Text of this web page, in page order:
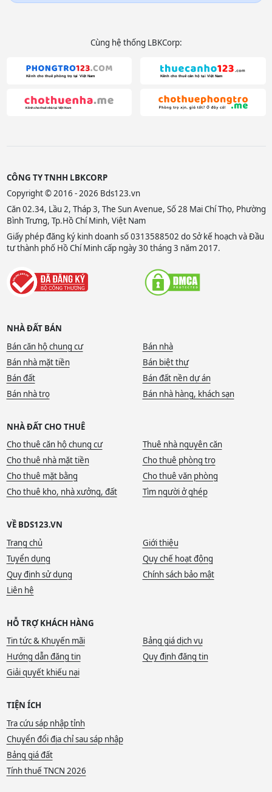
Cùng hệ thống LBKCorp:
CÔNG TY TNHH LBKCORP
Copyright © 2016 - 2026 Bds123.vn
Căn 02.34, Lầu 2, Tháp 3, The Sun Avenue, Số 28 Mai Chí Thọ, Phường
Bình Trưng, Tp.Hồ Chí Minh, Việt Nam
Giấy phép đăng ký kinh doanh số 0313588502 do Sở kế hoạch và Đầu
tư thành phố Hồ Chí Minh cấp ngày 30 tháng 3 năm 2017.
NHÀ ĐẤT BÁN
Bán căn hộ chung cư
Bán nhà
Bán nhà mặt tiền
Bán biệt thự
Bán đất
Bán đất nền dự án
Bán nhà trọ
Bán nhà hàng, khách sạn
NHÀ ĐẤT CHO THUÊ
Cho thuê căn hộ chung cư
Thuê nhà nguyên căn
Cho thuê nhà mặt tiền
Cho thuê phòng trọ
Cho thuê mặt bằng
Cho thuê văn phòng
Cho thuê kho, nhà xưởng, đất
Tìm người ở ghép
VỀ BDS123.VN
Trang chủ
Giới thiệu
Tuyển dụng
Quy chế hoạt động
Quy định sử dụng
Chính sách bảo mật
Liên hệ
HỖ TRỢ KHÁCH HÀNG
Tin tức & Khuyến mãi
Bảng giá dịch vụ
Hướng dẫn đăng tin
Quy định đăng tin
Giải quyết khiếu nại
TIỆN ÍCH
Tra cứu sáp nhập tỉnh
Chuyển đổi địa chỉ sau sáp nhập
Bảng giá đất
Tính thuế TNCN 2026